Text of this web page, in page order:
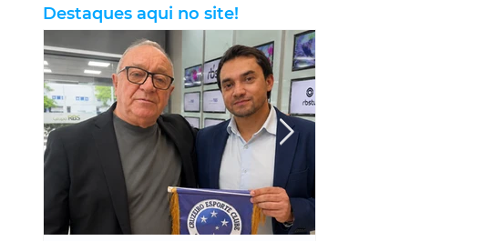
Destaques aqui no site!